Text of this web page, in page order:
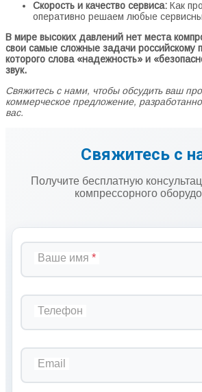
Скорость и качество сервиса: Как
оперативно решаем любые
В мире высоких давлений нет места
свои самые сложные задачи российскому
которого слова «надежность» и
звук.
Свяжитесь с нами, чтобы обсудить ваш
коммерческое предложение,
вас.
Свяжитесь с
Получите бесплатную
компрессорного
Ваше имя
Телефон
Email